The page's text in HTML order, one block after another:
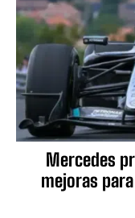
Mercedes
mejoras